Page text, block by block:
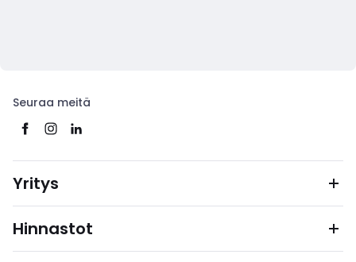
Seuraa meitä
Yritys
Hinnastot